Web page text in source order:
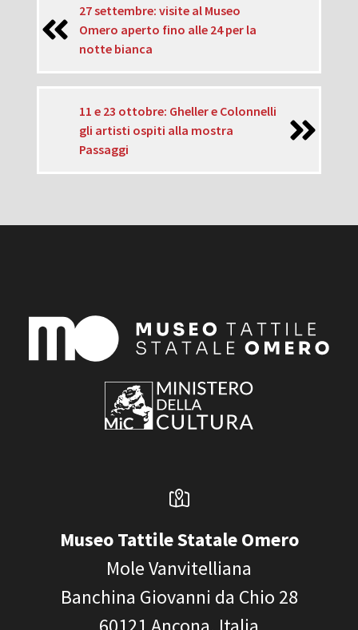
27 settembre: visite al Museo
Omero aperto fino alle 24 per la
notte bianca
11 e 23 ottobre: Gheller e Colonnelli
gli artisti ospiti alla mostra
Passaggi
Museo Tattile Statale Omero
Mole Vanvitelliana
Banchina Giovanni da Chio 28